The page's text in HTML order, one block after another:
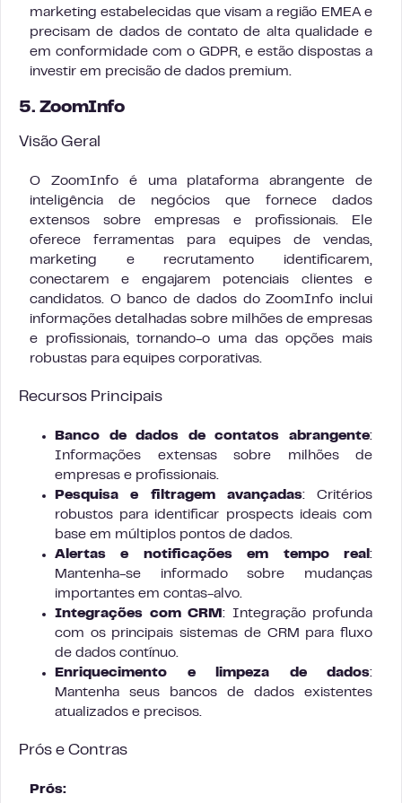
marketing estabelecidas que visam a região EMEA e
precisam de dados de contato de alta qualidade e
em conformidade com o GDPR, e estão dispostas a
investir em precisão de dados premium.
5. ZoomInfo
Visão Geral
O ZoomInfo é uma plataforma abrangente de
inteligência de negócios que fornece dados
extensos sobre empresas e profissionais. Ele
oferece ferramentas para equipes de vendas,
marketing e recrutamento identificarem,
conectarem e engajarem potenciais clientes e
candidatos. O banco de dados do ZoomInfo inclui
informações detalhadas sobre milhões de empresas
e profissionais, tornando-o uma das opções mais
robustas para equipes corporativas.
Recursos Principais
Banco de dados de contatos abrangente:
Informações extensas sobre milhões de
empresas e profissionais.
Pesquisa e filtragem avançadas: Critérios
robustos para identificar prospects ideais com
base em múltiplos pontos de dados.
Alertas e notificações em tempo real :
Mantenha-se informado sobre mudanças
importantes em contas-alvo.
Integrações com CRM : Integração profunda
com os principais sistemas de CRM para fluxo
de dados contínuo.
Enriquecimento e limpeza de dados:
Mantenha seus bancos de dados existentes
atualizados e precisos.
Prós e Contras
Prós: